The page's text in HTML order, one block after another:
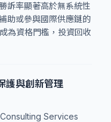
訴率顯著高於無系統性
助或參與國際供應鏈的
為資格門檻，投資回收
護與創新管理
Services